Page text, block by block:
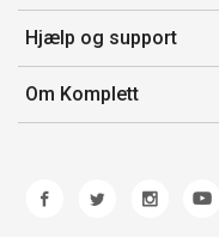
Ordrehistorik
Gavekort
Salgsbetingelser
Mærker/producent
Fortrydelsesret
Hjælp og support
Kontakt os
Kundeservice
Fejl/Mangler
Om Komplett